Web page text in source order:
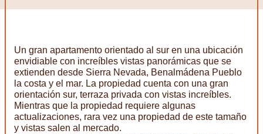
Un gran apartamento orientado al sur en una ubicación
envidiable con increíbles vistas panorámicas que se
extienden desde Sierra Nevada, Benalmádena Pueblo
la costa y el mar. La propiedad cuenta con una gran
orientación sur, terraza privada con vistas increíbles.
Mientras que la propiedad requiere algunas
actualizaciones, rara vez una propiedad de este tamaño
y vistas salen al mercado.